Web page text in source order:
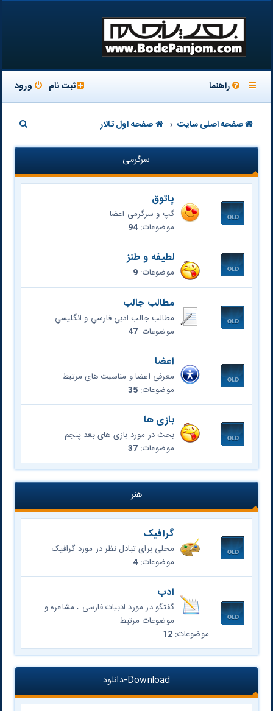
راهنما ورود ثبت نام
صفحه اصلی سایت صفحه اول تالار
س
ج
سرگرمی
پاتوق
گپ و سرگرمی اعضا
موضوعات: 94
لطیفه و طنز
موضوعات: 9
مطالب جالب
مطالب جالب ادبي فارسي و انگليسي
موضوعات: 47
اعضا
معرفی اعضا و مناسبت های مرتبط
موضوعات: 35
بازی ها
بحث در مورد بازی های بعد پنجم
موضوعات: 37
هنر
گرافیک
محلی برای تبادل نظر در مورد گرافیک
موضوعات: 4
ادب
گفتگو در مورد ادبیات فارسی ، مشاعره و
موضوعات مرتبط
موضوعات: 12
Download-دانلود